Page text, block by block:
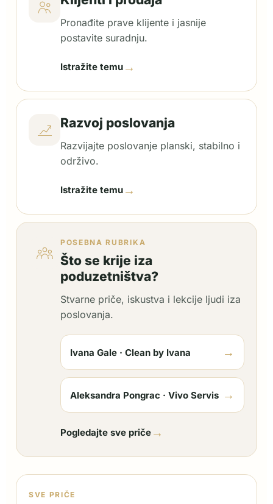
Pronađite prave klijente i jasnije
postavite suradnju.
Istražite temu →
Razvoj poslovanja
Razvijajte poslovanje planski, stabilno i
održivo.
Istražite temu →
POSEBNA RUBRIKA
Što se krije iza
poduzetništva?
Stvarne priče, iskustva i lekcije ljudi iza
poslovanja.
Ivana Gale · Clean by Ivana →
Aleksandra Pongrac · Vivo Servis →
Pogledajte sve priče →
SVE PRIČE